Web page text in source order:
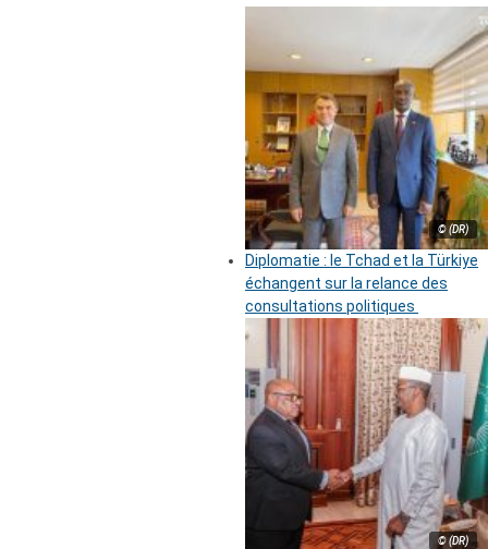
© (DR)
Diplomatie : le Tchad et la Türkiye
échangent sur la relance des
consultations politiques
© (DR)